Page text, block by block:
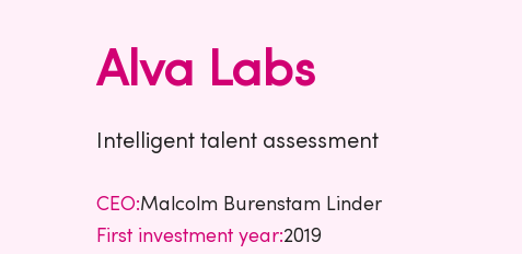
Alva Labs
Intelligent talent assessment
CEO:Malcolm Burenstam Linder
First investment year:2019